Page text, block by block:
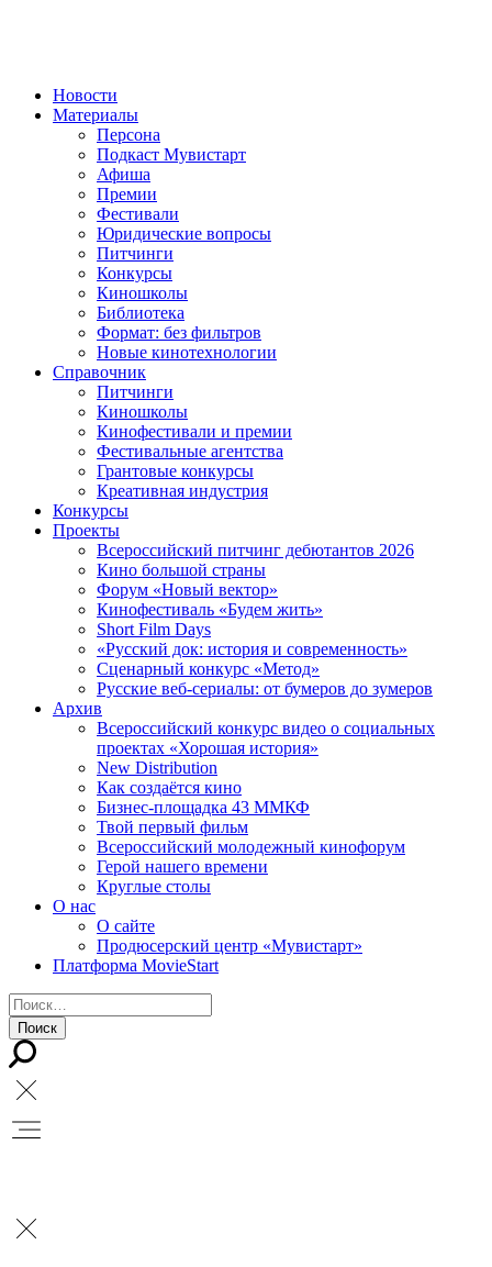
Новости
Материалы
Персона
Подкаст Мувистарт
Афиша
Премии
Фестивали
Юридические вопросы
Питчинги
Конкурсы
Киношколы
Библиотека
Формат: без фильтров
Новые кинотехнологии
Справочник
Питчинги
Киношколы
Кинофестивали и премии
Фестивальные агентства
Грантовые конкурсы
Креативная индустрия
Конкурсы
Проекты
Всероссийский питчинг дебютантов 2026
Кино большой страны
Форум «Новый вектор»
Кинофестиваль «Будем жить»
Short Film Days
«Русский док: история и современность»
Сценарный конкурс «Метод»
Русские веб-сериалы: от бумеров до зумеров
Архив
Всероссийский конкурс видео о социальных
проектах «Хорошая история»
New Distribution
Как создаётся кино
Бизнес-площадка 43 ММКФ
Твой первый фильм
Всероссийский молодежный кинофорум
Герой нашего времени
Круглые столы
О нас
О сайте
Продюсерский центр «Мувистарт»
Платформа MovieStart